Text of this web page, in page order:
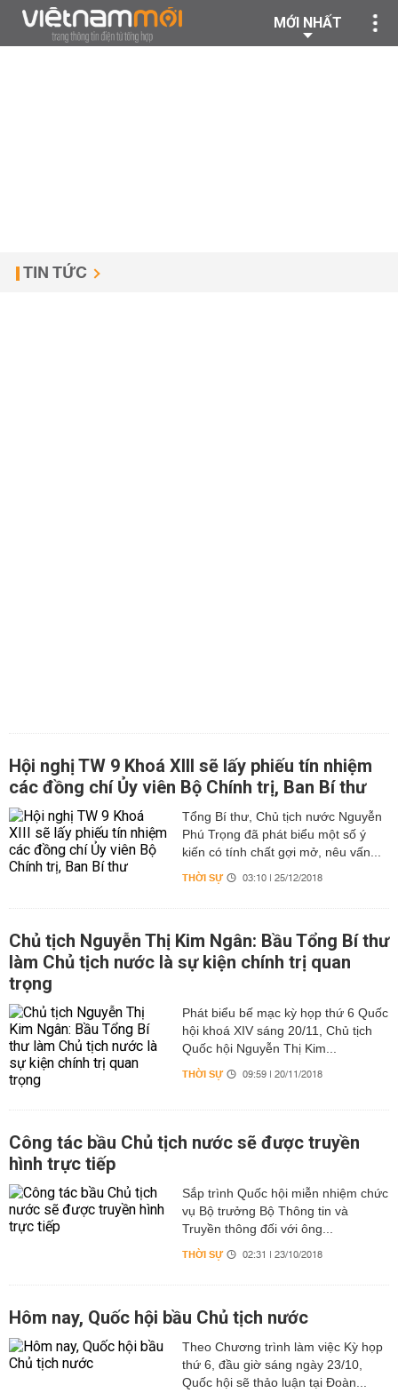
MỚI NHẤT
TIN TỨC
Hội nghị TW 9 Khoá XIII sẽ lấy phiếu tín nhiệm
các đồng chí Ủy viên Bộ Chính trị, Ban Bí thư
Tổng Bí thư, Chủ tịch nước Nguyễn
Phú Trọng đã phát biểu một số ý
kiến có tính chất gợi mở, nêu vấn...
THỜI SỰ 03:10 | 25/12/2018
Chủ tịch Nguyễn Thị Kim Ngân: Bầu Tổng Bí thư
làm Chủ tịch nước là sự kiện chính trị quan
trọng
Phát biểu bế mạc kỳ họp thứ 6 Quốc
hội khoá XIV sáng 20/11, Chủ tịch
Quốc hội Nguyễn Thị Kim...
THỜI SỰ 09:59 | 20/11/2018
Công tác bầu Chủ tịch nước sẽ được truyền
hình trực tiếp
Sắp trình Quốc hội miễn nhiệm chức
vụ Bộ trưởng Bộ Thông tin và
Truyền thông đối với ông...
THỜI SỰ 02:31 | 23/10/2018
Hôm nay, Quốc hội bầu Chủ tịch nước
Theo Chương trình làm việc Kỳ họp
thứ 6, đầu giờ sáng ngày 23/10,
Quốc hội sẽ thảo luận tại Đoàn...